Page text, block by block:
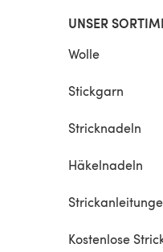
UNSER
Wolle
Stickgarn
Stricknadeln
Häkelnadeln
Kostenlose